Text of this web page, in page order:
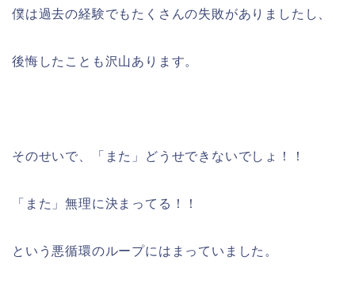
僕は過去の経験でもたくさんの失敗がありましたし、
後悔したことも沢山あります。
そのせいで、「また」どうせできないでしょ！！
「また」無理に決まってる！！
という悪循環のループにはまっていました。